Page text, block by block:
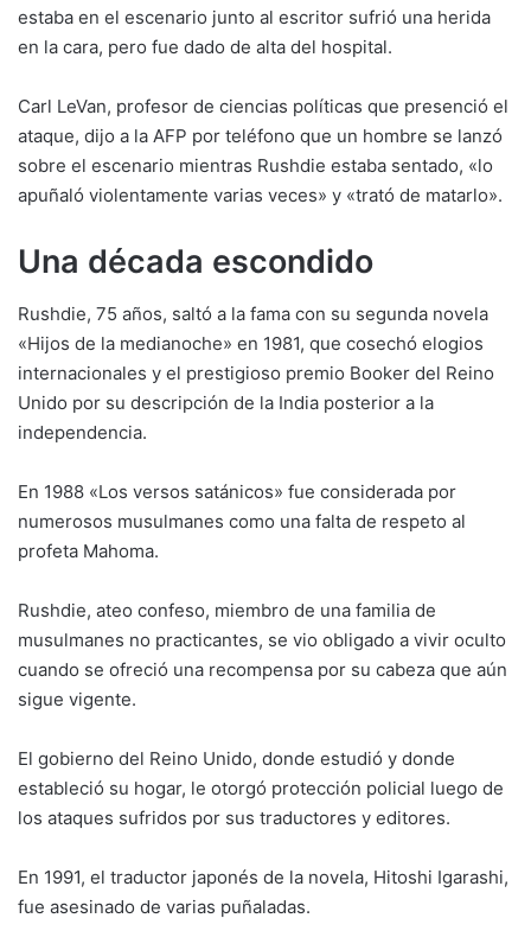
estaba en el escenario junto al escritor sufrió una herida
en la cara, pero fue dado de alta del hospital.
Carl LeVan, profesor de ciencias políticas que presenció el
ataque, dijo a la AFP por teléfono que un hombre se lanzó
sobre el escenario mientras Rushdie estaba sentado, «lo
apuñaló violentamente varias veces» y «trató de matarlo».
Una década escondido
Rushdie, 75 años, saltó a la fama con su segunda novela
«Hijos de la medianoche» en 1981, que cosechó elogios
internacionales y el prestigioso premio Booker del Reino
Unido por su descripción de la India posterior a la
independencia.
En 1988 «Los versos satánicos» fue considerada por
numerosos musulmanes como una falta de respeto al
profeta Mahoma.
Rushdie, ateo confeso, miembro de una familia de
musulmanes no practicantes, se vio obligado a vivir oculto
cuando se ofreció una recompensa por su cabeza que aún
sigue vigente.
El gobierno del Reino Unido, donde estudió y donde
estableció su hogar, le otorgó protección policial luego de
los ataques sufridos por sus traductores y editores.
En 1991, el traductor japonés de la novela, Hitoshi Igarashi,
fue asesinado de varias puñaladas.